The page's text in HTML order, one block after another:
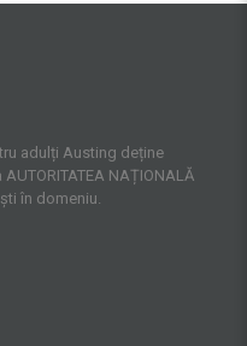
adulți Austing deține
NAȚIONALĂ
în domeniu.